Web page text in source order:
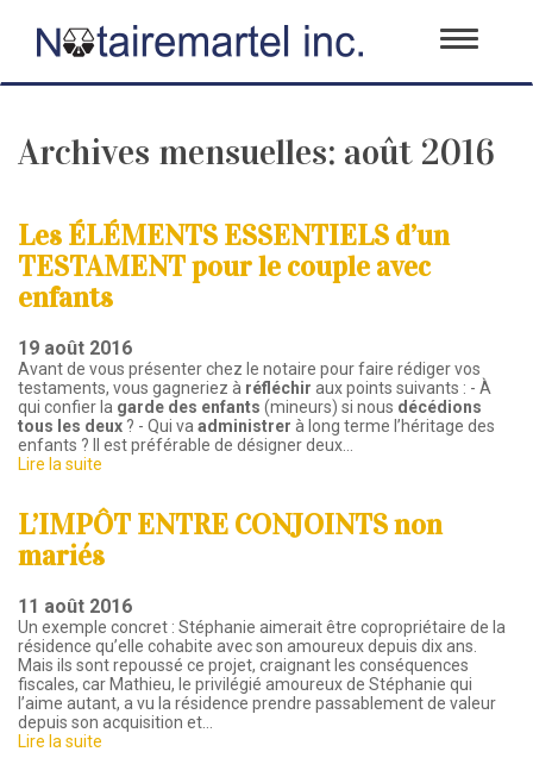
Toggle
Archives mensuelles: août 2016
Les ÉLÉMENTS ESSENTIELS d’un
TESTAMENT pour le couple avec
enfants
19 août 2016
Avant de vous présenter chez le notaire pour faire rédiger vos
testaments, vous gagneriez à réfléchir aux points suivants : - À
qui confier la garde des enfants (mineurs) si nous décédions
tous les deux ? - Qui va administrer à long terme l’héritage des
enfants ? Il est préférable de désigner deux…
Lire la suite
L’IMPÔT ENTRE CONJOINTS non
mariés
11 août 2016
Un exemple concret : Stéphanie aimerait être copropriétaire de la
résidence qu’elle cohabite avec son amoureux depuis dix ans.
Mais ils sont repoussé ce projet, craignant les conséquences
fiscales, car Mathieu, le privilégié amoureux de Stéphanie qui
l’aime autant, a vu la résidence prendre passablement de valeur
depuis son acquisition et…
Lire la suite